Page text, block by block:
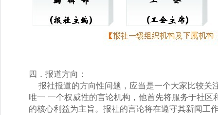
四．报道方向：
报社报道的方向性问题，应当是一个大家比较关
唯一 一个权威性的言论机构，他首先将服务于社区
的核心利益为主旨。报社的言论将在遵守其新闻工